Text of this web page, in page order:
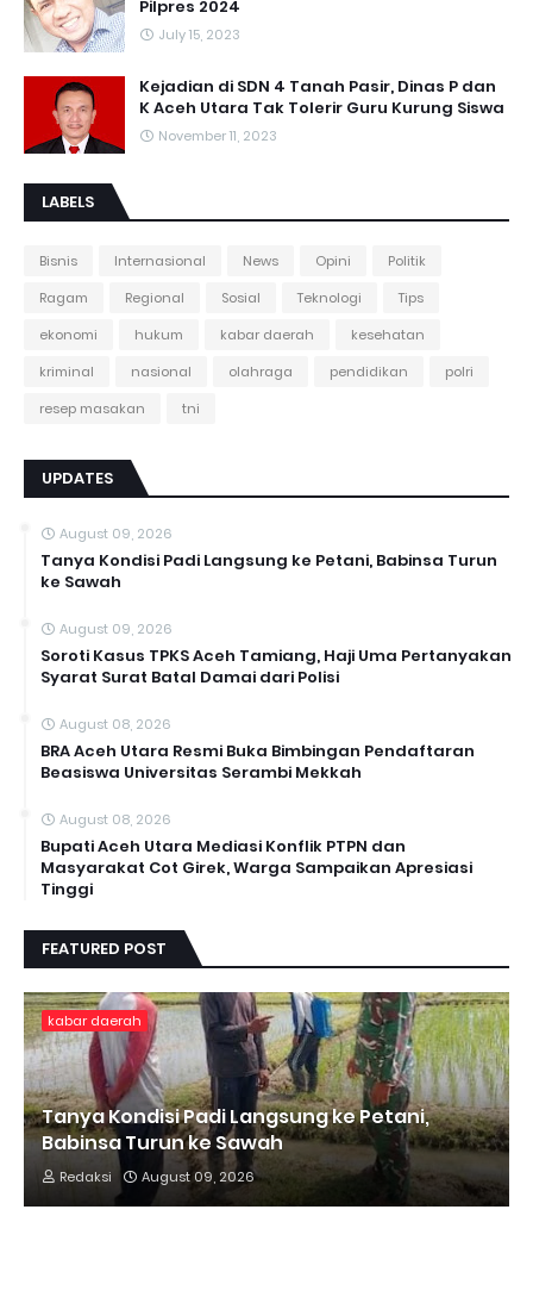
Pilpres 2024
July 15, 2023
Kejadian di SDN 4 Tanah Pasir, Dinas P dan
K Aceh Utara Tak Tolerir Guru Kurung Siswa
November 11, 2023
LABELS
Bisnis Internasional News Opini
Politik
Ragam
Regional Sosial Teknologi
Tips
ekonomi
hukum kabar daerah
kesehatan
kriminal
nasional olahraga pendidikan
polri
resep masakan
tni
UPDATES
August 09, 2026
Tanya Kondisi Padi Langsung ke Petani, Babinsa Turun
ke Sawah
August 09, 2026
Soroti Kasus TPKS Aceh Tamiang, Haji Uma Pertanyakan
Syarat Surat Batal Damai dari Polisi
August 08, 2026
BRA Aceh Utara Resmi Buka Bimbingan Pendaftaran
Beasiswa Universitas Serambi Mekkah
August 08, 2026
Bupati Aceh Utara Mediasi Konflik PTPN dan
Masyarakat Cot Girek, Warga Sampaikan Apresiasi
Tinggi
FEATURED POST
kabar daerah
Tanya Kondisi Padi Langsung ke Petani,
Babinsa Turun ke Sawah
Redaksi August 09, 2026